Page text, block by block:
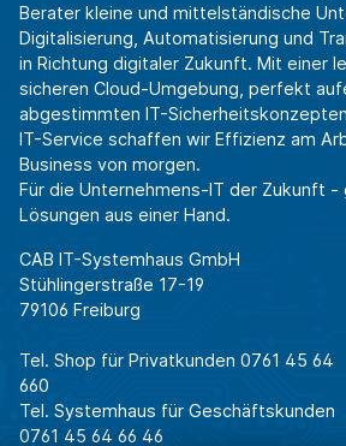
Berater kleine und mittelständische
Digitalisierung, Automatisierung und
in Richtung digitaler Zukunft. Mit einer
sicheren Cloud-Umgebung, perfekt
abgestimmten IT-
IT-Service schaffen wir Effizienz am
Business von morgen.
Für die Unternehmens-IT der Zukunft -
Lösungen aus einer Hand.
CAB IT-Systemhaus GmbH
Stühlingerstraße 17-19
79106 Freiburg
Tel. Shop für Privatkunden 0761 45 64
660
Tel. Systemhaus für Geschäftskunden
0761 45 64 66 46